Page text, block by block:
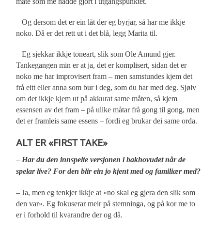
– Og dersom det er ein låt der eg byrjar, så har me ikkje
noko. Då er det rett ut i det blå, legg Marita til.
– Eg sjekkar ikkje toneart, slik som Ole Amund gjer.
Tankegangen min er at ja, det er komplisert, sidan det er
noko me har improvisert fram – men samstundes kjem det
frå eitt eller anna som bur i deg, som du har med deg. Sjølv
om det ikkje kjem ut på akkurat same måten, så kjem
essensen av det fram – på ulike måtar frå gong til gong, men
det er framleis same essens – fordi eg brukar dei same orda.
ALT ER «FIRST TAKE»
– Har du den innspelte versjonen i bakhovudet når de
spelar live? For den blir ein jo kjent med og familiær med?
– Ja, men eg tenkjer ikkje at «no skal eg gjera den slik som
den var». Eg fokuserar meir på stemninga, og på kor me to
er i forhold til kvarandre der og då.